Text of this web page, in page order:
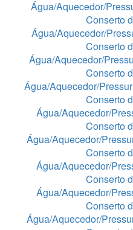
Água/Aquecedor/
Conserto
Água/Aquecedor/
Conserto
Água/Aquecedor/
Conserto
Água/Aquecedor/
Conserto
Água/Aquecedor/
Conserto
Água/Aquecedor/
Conserto
Água/Aquecedor/
Conserto
Água/Aquecedor/
Conserto
Água/Aquecedor/